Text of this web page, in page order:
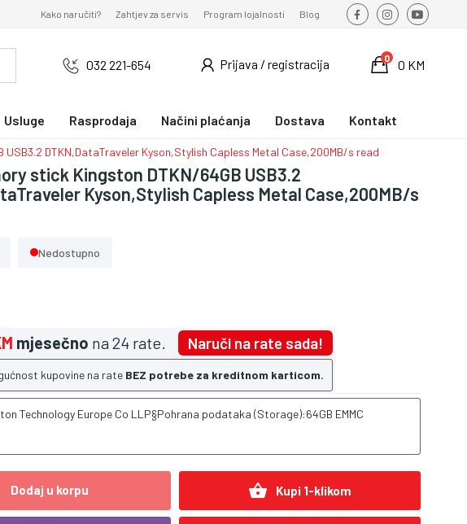
Kako naručiti? Zahtjev za servis Program lojalnosti Blog
032 221-654 Prijava / registracija 0 KM
0
Usluge Rasprodaja Načini plaćanja Dostava Kontakt
USB3.2 DTKN,DataTraveler Kyson,Stylish Capless Metal Case,200MB/s read
stick Kingston DTKN/64GB USB3.2
Kyson,Stylish Capless Metal Case,200MB/s
Nedostupno
mjesečno na 24 rate. Naruči na rate sada!
kupovine na rate BEZ potrebe za kreditnom karticom.
Technology Europe Co LLP§Pohrana podataka (Storage):64GB EMMC
Dodaj u korpu shopping_basket Kupi 1-klikom